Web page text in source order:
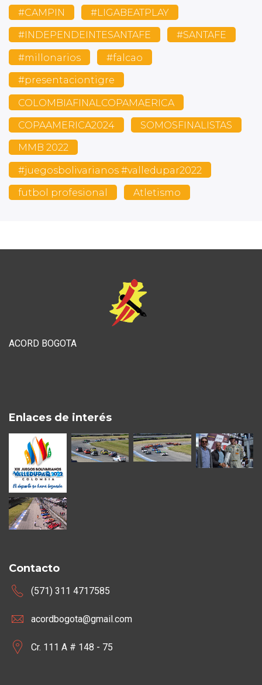
#CAMPIN #LIGABEATPLAY
#INDEPENDEINTESANTAFE #SANTAFE
#millonarios #falcao
#presentaciontigre
COLOMBIAFINALCOPAMAERICA
COPAAMERICA2024 SOMOSFINALISTAS
MMB 2022
#juegosbolivarianos #valledupar2022
futbol profesional Atletismo
ACORD BOGOTA
Enlaces de interés
Contacto
(571) 311 4717585
acordbogota@gmail.com
Cr. 111 A # 148 - 75